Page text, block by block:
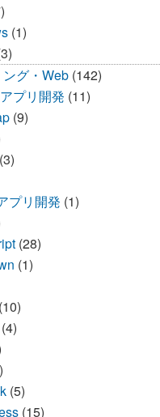
(1)
グ・Web (142)
プリ開発 (11)
(9)
プリ開発 (1)
(28)
(1)
(10)
(4)
(5)
(15)